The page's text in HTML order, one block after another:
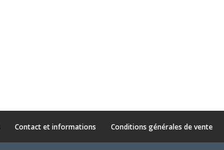
Contact et informations Conditions générales de vente